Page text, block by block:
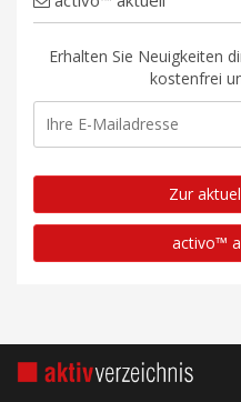
Erhalten Sie Neuigkeiten
kostenfrei
Zur
activo™